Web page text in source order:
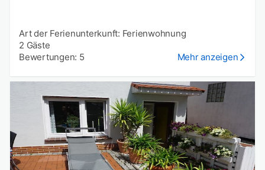
Art der Ferienunterkunft: Ferienwohnung
2 Gäste
Bewertungen: 5
Mehr anzeigen